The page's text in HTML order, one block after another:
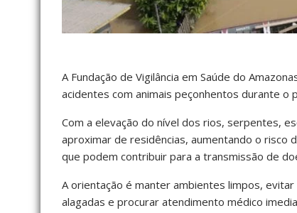
A Fundação de Vigilância em Saúde do
acidentes com animais peçonhentos durante o
Com a elevação do nível dos rios, serpentes,
aproximar de residências, aumentando o risco
que podem contribuir para a transmissão de
A orientação é manter ambientes limpos,
alagadas e procurar atendimento médico